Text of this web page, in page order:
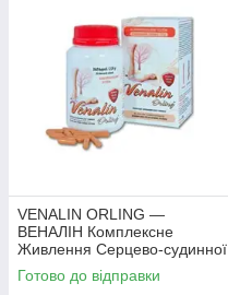
VENALIN ORLING —
ВЕНАЛІН Комплексне
Живлення Серцево-судинної
Системи 360 капсул
Готово до відправки